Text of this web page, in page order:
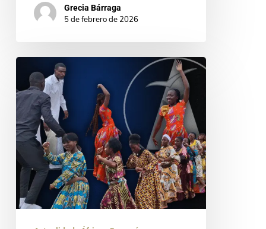
Grecia Bárraga
5 de febrero de 2026
Camerún:
restaurar,
formar
y
celebrar
con
espíritu